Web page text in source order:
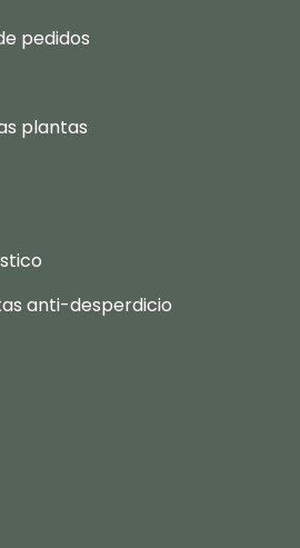
pedidos
plantas
anti-desperdicio